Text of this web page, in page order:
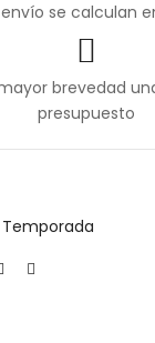
se calculan
brevedad
presupuesto